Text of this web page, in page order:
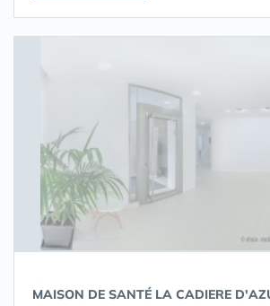
MAISON DE SANTÉ LA CADIERE